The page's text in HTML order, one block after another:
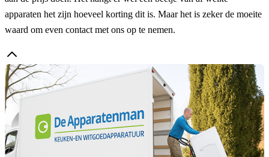
apparaten het zijn hoeveel korting dit is. Maar het is zeker de moeite
waard om even contact met ons op te nemen.